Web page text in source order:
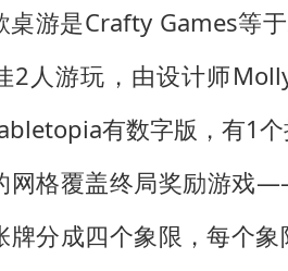
桌游是Crafty Games等
2人游玩，由设计师
有数字版，有1
网格覆盖终局奖励游戏
牌分成四个象限，每个